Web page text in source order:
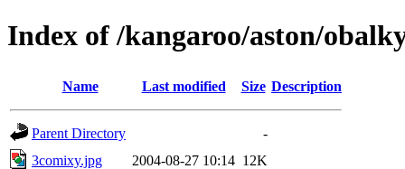
Index of /kangaroo/aston/
Name Last modified Size Description
Parent Directory
-
3comixy.jpg
2004-08-27 10:14 12K